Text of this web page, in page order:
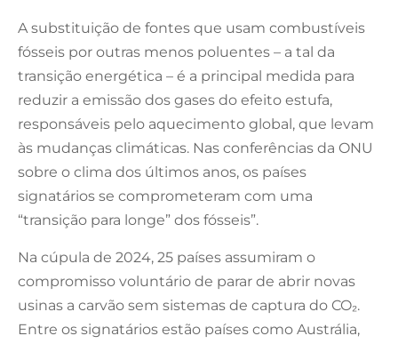
A substituição de fontes que usam combustíveis
fósseis por outras menos poluentes – a tal da
transição energética – é a principal medida para
reduzir a emissão dos gases do efeito estufa,
responsáveis pelo aquecimento global, que levam
às mudanças climáticas. Nas conferências da ONU
sobre o clima dos últimos anos, os países
signatários se comprometeram com uma
“transição para longe” dos fósseis”.
Na cúpula de 2024, 25 países assumiram o
compromisso voluntário de parar de abrir novas
usinas a carvão sem sistemas de captura do CO₂.
Entre os signatários estão países como Austrália,